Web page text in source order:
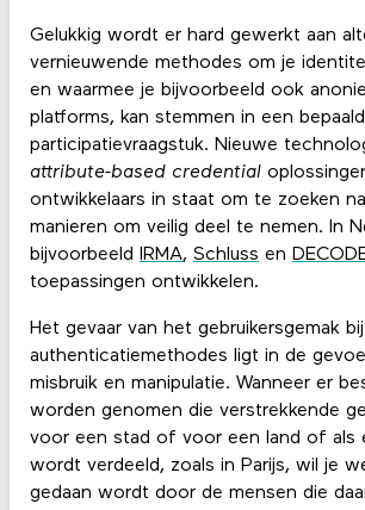
Gelukkig wordt er hard gewerkt aan
vernieuwende methodes om je
en waarmee je bijvoorbeeld ook
platforms, kan stemmen in een
participatievraagstuk. Nieuwe
attribute-based credential
ontwikkelaars in staat om te zoeken
manieren om veilig deel te nemen. In
bijvoorbeeld
IRMA, Schluss en
toepassingen ontwikkelen.
Het gevaar van het gebruikersgemak
authenticatiemethodes ligt in de
misbruik en manipulatie. Wanneer er
worden genomen die verstrekkende
voor een stad of voor een land of als
wordt verdeeld, zoals in Parijs, wil je
gedaan wordt door de mensen die